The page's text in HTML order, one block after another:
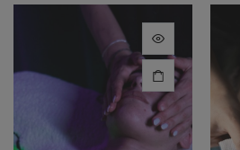
Questo
prodotto
ha
più
varianti.